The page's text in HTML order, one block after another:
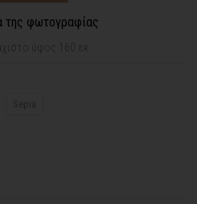
της φωτογραφίας
ύψος 160 εκ.